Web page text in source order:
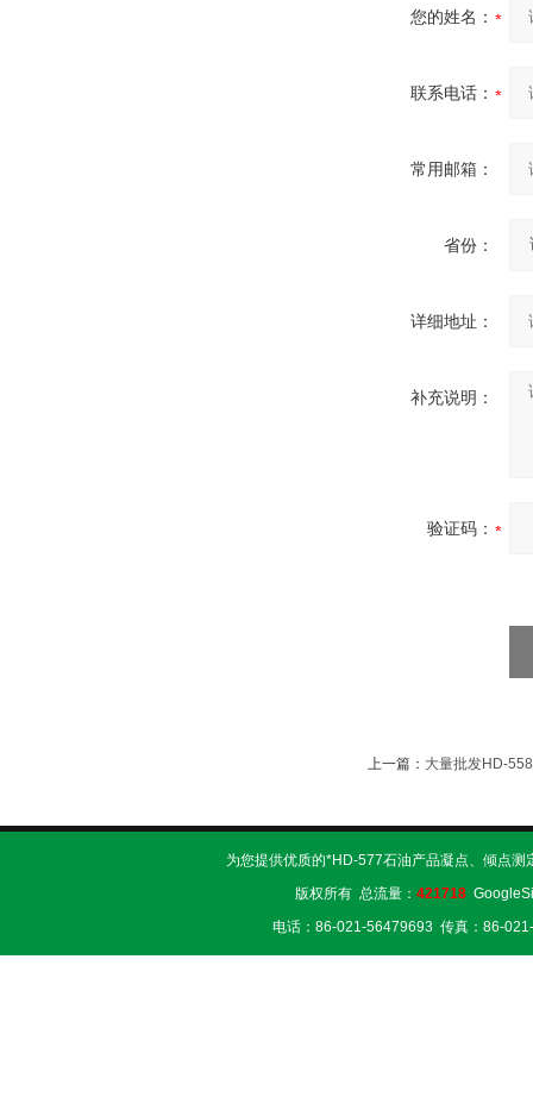
您的姓名：
联系电话：
常用邮箱：
省份：
详细地址：
补充说明：
验证码：
上一篇： 大量批发HD-
为您提供优质的*HD-577石油产品凝点、倾点
版权所有 总流量： 421718
电话：86-021-56479693 传真：86-